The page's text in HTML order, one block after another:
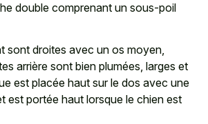
double comprenant un sous-poil
sont droites avec un os moyen,
arrière sont bien plumées, larges et
est placée haut sur le dos avec une
est portée haut lorsque le chien est